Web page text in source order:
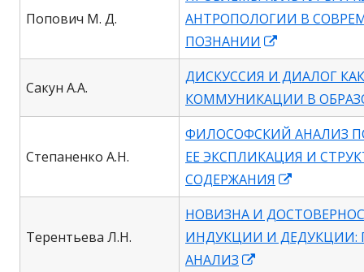
a
Попович М. Д.
АНТРОПОЛОГИИ В
ПОЗНАНИИ
in
a
new
window
Сакун А.А.
ДИСКУССИЯ И ДИАЛОГ
КОММУНИКАЦИИ В
Степаненко А.Н.
ФИЛОСОФСКИЙ АНАЛИЗ
ЕЕ ЭКСПЛИКАЦИЯ И
СОДЕРЖАНИЯ
in
a
new
Терентьева Л.Н.
НОВИЗНА И
ИНДУКЦИИ И ДЕДУКЦИИ:
АНАЛИЗ